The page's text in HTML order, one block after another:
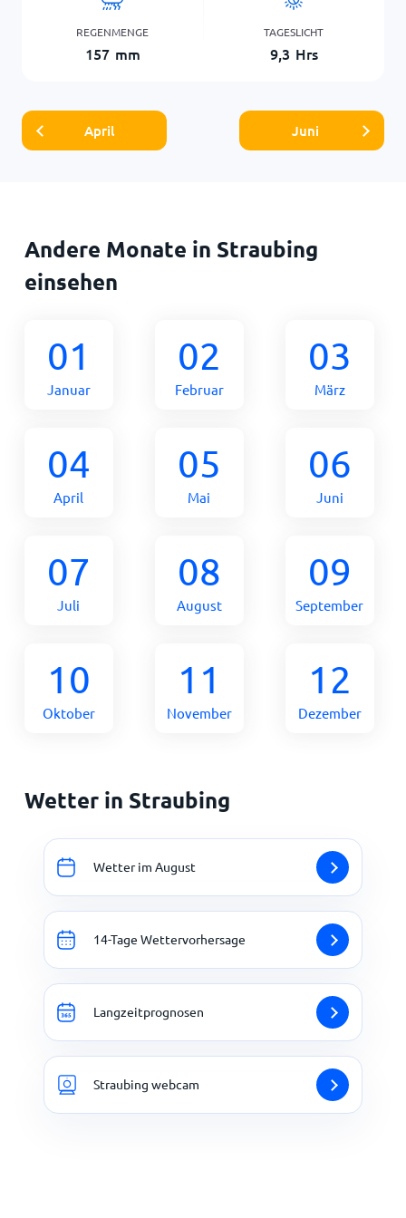
REGENMENGE
157 mm
TAGESLICHT
9,3 Hrs
April Juni
Andere Monate in Straubing
einsehen
01
Januar
02
Februar
03
März
04
April
05
Mai
06
Juni
07
Juli
08
August
09
September
10
Oktober
11
November
12
Dezember
Wetter in Straubing
Wetter im August
14-Tage Wettervorhersage
Langzeitprognosen
Straubing webcam